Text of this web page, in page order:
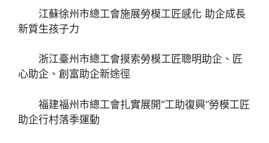
江蘇徐州市總工會施展勞模工匠感化 助企成長
新質生孩子力
浙江臺州市總工會摸索勞模工匠聰明助企、匠
心助企、創富助企新途徑
福建福州市總工會扎實展開“工助復興”勞模工匠
助企行村落季運動